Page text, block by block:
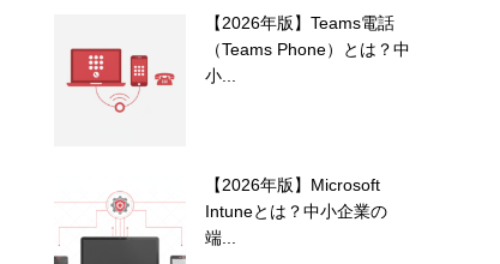
【2026年版】Teams電話
（Teams Phone）とは？中
小...
【2026年版】Microsoft
Intuneとは？中小企業の
端...